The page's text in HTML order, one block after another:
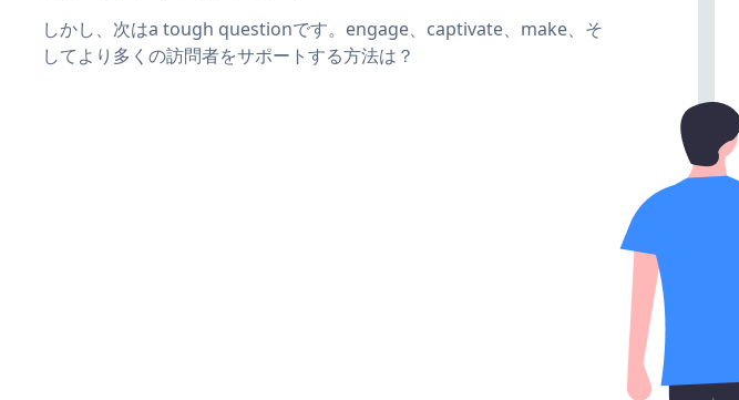
しかし、次はa tough questionです。engage、captivate、make、そ
してより多くの訪問者をサポートする方法は？